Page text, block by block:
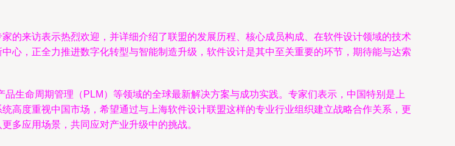
的来访表示热烈欢迎，并详细介绍了联盟的发展历程、核心成员构成、在软件设计领域的技术
心，正全力推进数字化转型与智能制造升级，软件设计是其中至关重要的环节，期待能与达索
生命周期管理（PLM）等领域的全球最新解决方案与成功实践。专家们表示，中国特别是上
高度重视中国市场，希望通过与上海软件设计联盟这样的专业行业组织建立战略合作关系，更
多应用场景，共同应对产业升级中的挑战。